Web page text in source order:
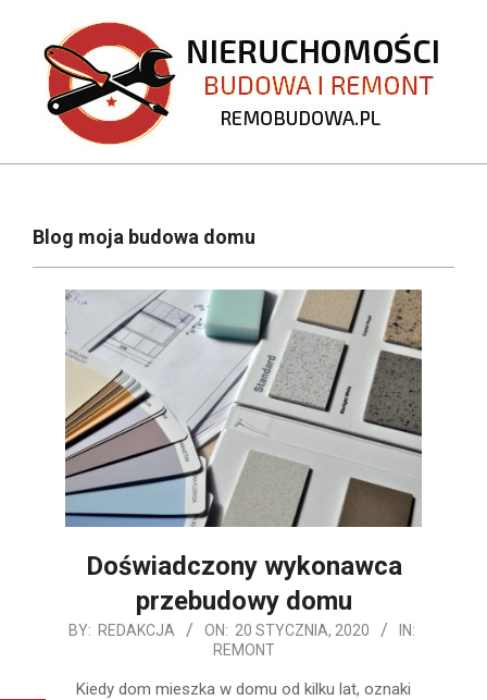
content
REMOBUDOWA.PL
NavigationBlog moja budowa domu
Doświadczony wykonawca
przebudowy domu
2020-
20
BY: REDAKCJA ON: 20 STYCZNIA, 2020
IN:
REMONT
Kiedy dom mieszka w domu od kilku lat, oznaki